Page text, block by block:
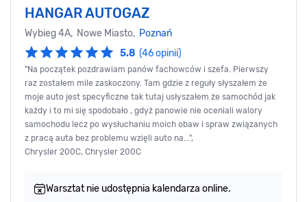
HANGAR AUTOGAZ
Wybieg 4A, Nowe Miasto, Poznań
5.8 (46 opinii)
"Na początek pozdrawiam panów fachowców i szefa. Pierwszy
raz zostałem mile zaskoczony. Tam gdzie z reguły słyszałem że
moje auto jest specyficzne tak tutaj usłyszałem że samochód jak
każdy i to mi się spodobało , gdyż panowie nie oceniali walory
samochodu lecz po wysłuchaniu moich obaw i spraw związanych
z pracą auta bez problemu wzięli auto na...",
Chrysler 200C, Chrysler 200C
Warsztat nie udostępnia kalendarza online.